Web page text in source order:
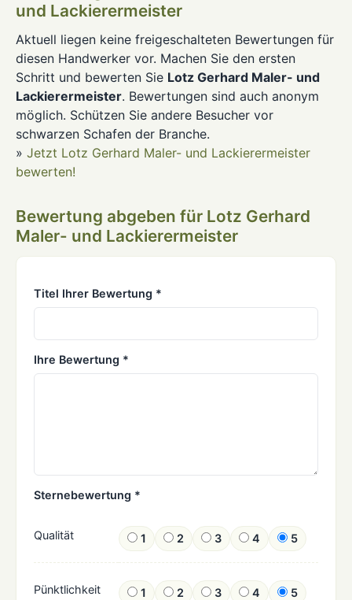
und Lackierermeister
Aktuell liegen keine freigeschalteten Bewertungen für
diesen Handwerker vor. Machen Sie den ersten
Schritt und bewerten Sie Lotz Gerhard Maler- und
Lackierermeister. Bewertungen sind auch anonym
möglich. Schützen Sie andere Besucher vor
schwarzen Schafen der Branche.
» Jetzt Lotz Gerhard Maler- und Lackierermeister
bewerten!
Bewertung abgeben für Lotz Gerhard
Maler- und Lackierermeister
Titel Ihrer Bewertung *
Ihre Bewertung *
Sternebewertung *
Qualität 1 2 3 4 5
Pünktlichkeit 1 2 3 4 5